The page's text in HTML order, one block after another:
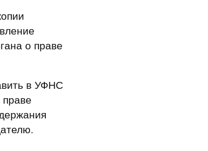
о праве
в УФНС